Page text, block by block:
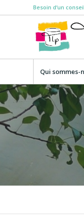
Besoin d‘un
Qui sommes-